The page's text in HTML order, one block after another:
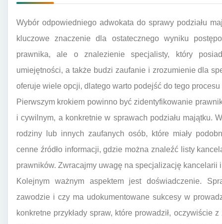
Wybór odpowiedniego adwokata do sprawy podziału
kluczowe znaczenie dla ostatecznego wyniku
prawnika, ale o znalezienie specjalisty, który
umiejętności, a także budzi zaufanie i zrozumienie dla
oferuje wiele opcji, dlatego warto podejść do tego
Pierwszym krokiem powinno być zidentyfikowanie
i cywilnym, a konkretnie w sprawach podziału majątku.
rodziny lub innych zaufanych osób, które miały
cenne źródło informacji, gdzie można znaleźć listy
prawników. Zwracajmy uwagę na specjalizację kancelarii
Kolejnym ważnym aspektem jest doświadczenie.
zawodzie i czy ma udokumentowane sukcesy w
konkretne przykłady spraw, które prowadził, oczywiście